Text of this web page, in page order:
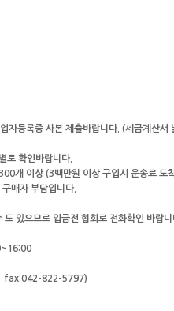
자등록증 사본 제출바랍니다. (세금계산서
로 확인바랍니다.
개 이상 (3백만원 이상 구입시 운송료 도
매자 부담입니다.
있으므로 입금전 협회로 전화확인 바랍니
fax:042-822-5797)